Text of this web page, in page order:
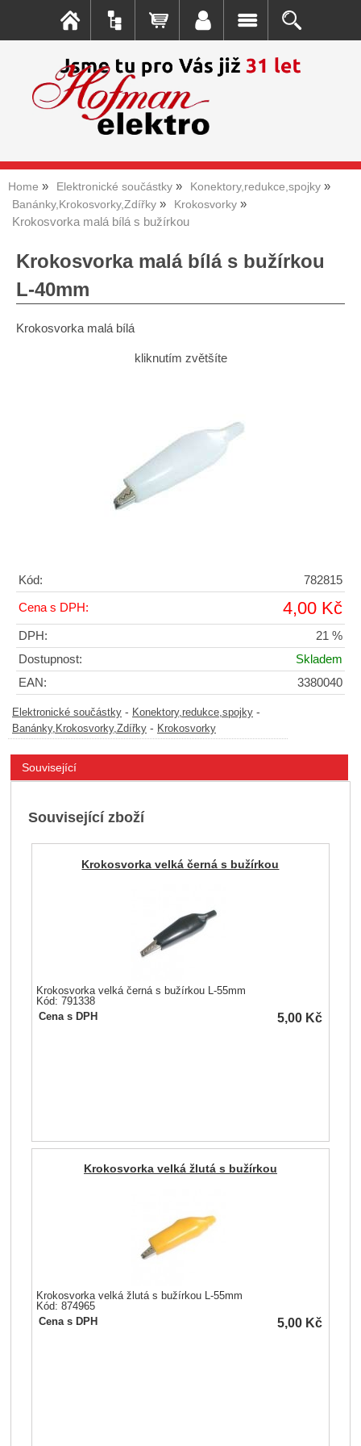
Home Elektronické součástky
Konektory,redukce,spojky
Banánky,Krokosvorky,Zdířky
Krokosvorky
Krokosvorka malá bílá s bužírkou
Krokosvorka malá bílá s bužírkou
L-40mm
Krokosvorka malá bílá
kliknutím zvětšíte
Kód: 782815
Cena s DPH: 4,00 Kč
DPH:
21 %
Dostupnost:
Skladem
EAN:
3380040
Elektronické součástky - Konektory,redukce,spojky -
Banánky,Krokosvorky,Zdířky - Krokosvorky
Související
Související zboží
Krokosvorka velká černá s bužírkou
Krokosvorka velká černá s bužírkou L-55mm
Kód: 791338
Cena s DPH
5,00 Kč
Krokosvorka velká žlutá s bužírkou
Krokosvorka velká žlutá s bužírkou L-55mm
Kód: 874965
Cena s DPH
5,00 Kč